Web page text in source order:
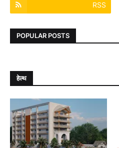
RSS
POPULAR POSTS
हेल्थ